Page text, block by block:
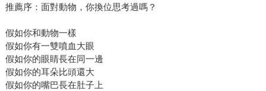
推薦序：面對動物，你換位思考過嗎？
假如你和動物一樣
假如你有一雙噴血大眼
假如你的眼睛長在同一邊
假如你的耳朵比頭還大
假如你的嘴巴長在肚子上